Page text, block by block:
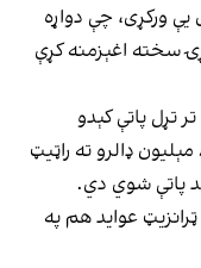
یې ورکړی، چې دواړه
سخته اغېزمنه کړې
تړل پاتې کېدو
وروسته صادرات له ۸۱۸ مېلیون ډالرو ۸۵ مېلیون ډالرو ته راټیټ
بند پاتې شوي دي.
عواید هم په